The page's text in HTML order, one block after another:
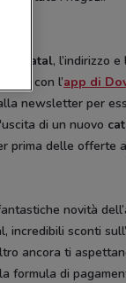
Prénatal, l’indirizzo
a te con l’app di
newsletter per
di un nuovo
prima delle offerte
novità
incredibili sconti
ancora ti
formula di